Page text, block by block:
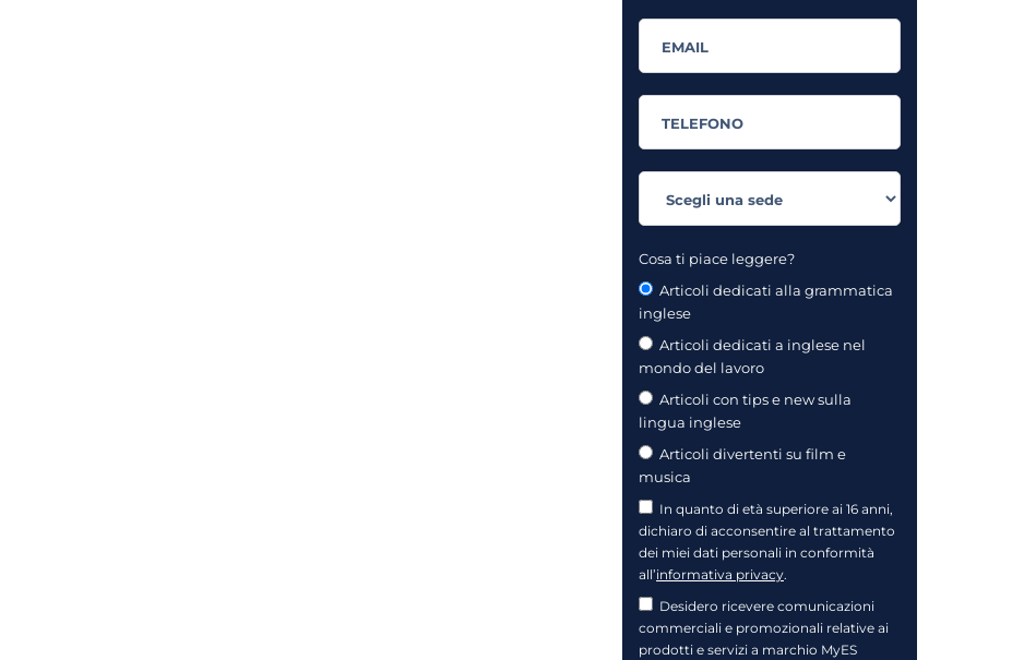
Cosa ti piace leggere?
Articoli dedicati alla grammatica
inglese
Articoli dedicati a inglese nel
mondo del lavoro
Articoli con tips e new sulla
lingua inglese
Articoli divertenti su film e
musica
In quanto di età superiore ai 16 anni,
dichiaro di acconsentire al trattamento
dei miei dati personali in conformità
all’informativa privacy.
Desidero ricevere comunicazioni
commerciali e promozionali relative ai
prodotti e servizi a marchio MyES